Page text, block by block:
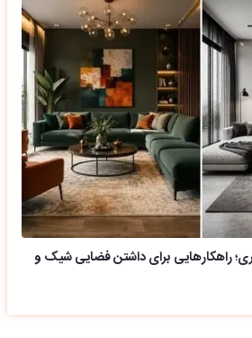
پذیرایی ۲۵ متری؛ راهکارهایی برای داشتن فضایی شیک و